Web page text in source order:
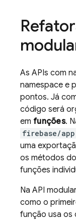
As APIs com
namespace e
pontos. Já
código será
em funções.
firebase/app
uma
os métodos
funções
Na API
como o
função usa os